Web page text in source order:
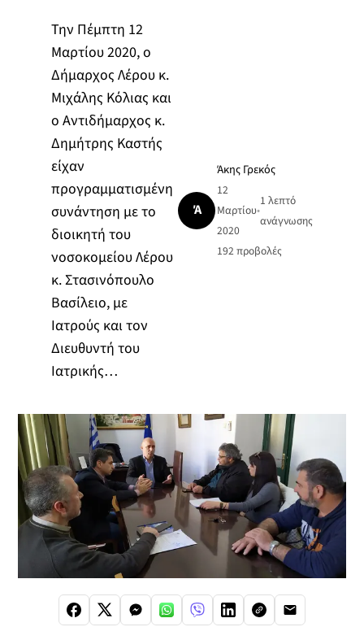
Την Πέμπτη 12
Μαρτίου 2020, ο
Δήμαρχος Λέρου κ.
Μιχάλης Κόλιας και
ο Αντιδήμαρχος κ.
Δημήτρης Καστής
είχαν
προγραμματισμένη
συνάντηση με το
διοικητή του
νοσοκομείου Λέρου
κ. Στασινόπουλο
Βασίλειο, με
Ιατρούς και τον
Διευθυντή του
Ιατρικής…
Ά
Άκης Γρεκός
12
Μαρτίου
2020
•
1 λεπτό
ανάγνωσης
192 προβολές